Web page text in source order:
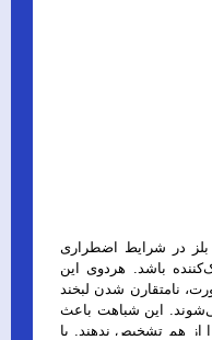
بلز در شرایط اضطراری
باشد. هردوی این
نامتقارن شدن لبخند
این شباهت باعث
از هم تشخیص ندهند. با